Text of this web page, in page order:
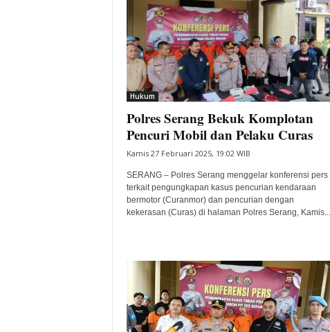
Hukum
Polres Serang Bekuk Komplotan
Pencuri Mobil dan Pelaku Curas
Kamis 27 Februari 2025, 19:02 WIB
SERANG – Polres Serang menggelar konferensi pers
terkait pengungkapan kasus pencurian kendaraan
bermotor (Curanmor) dan pencurian dengan
kekerasan (Curas) di halaman Polres Serang, Kamis...